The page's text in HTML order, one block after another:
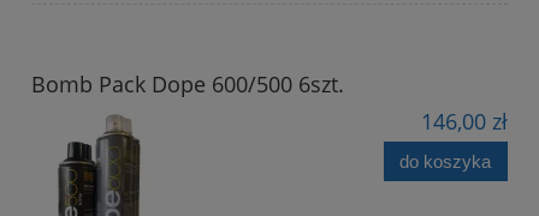
Bomb Pack Dope 600/500 6szt.
146,00 zł
do koszyka